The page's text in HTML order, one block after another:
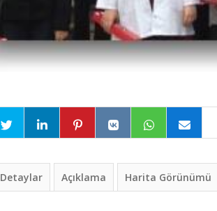
Detaylar Açıklama Harita Görünümü